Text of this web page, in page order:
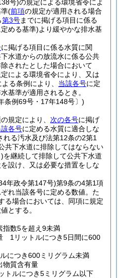
号)の規定による環境省令によ
(前項の規定が適用される場合
第3号までに掲げる項目に係る
定める基準)より緩やかな排水基
に掲げる項目に係る水質に関
水道からの放流水に係る公共
されたとした場合において
による環境省令により、又は
る条例により、 当該各号に定
基準が適用されるとき。
条例69号・17年148号〕)
規定により、 次の各号に掲げ
該各号に定める水質に適合しな
れる汚水及び法第12条の2第1
共下水道に排除してはならない
を継続して排除して公共下水道
設け、又は必要な措置をしな
年政令第147号)第9条の4第1項
れ当該各号に定める数値。 た
る場合においては、同項に規定
とする。
数5を超え9未満
1リットルにつき5日間に600
につき600ミリグラム未満
物質含有量
ルにつき5ミリグラム以下